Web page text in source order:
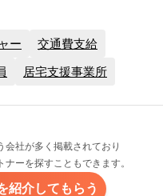
ー 交通費支給
居宅支援事業所
会社が多く掲載されており
ーを探すこともできます。
紹介してもらう